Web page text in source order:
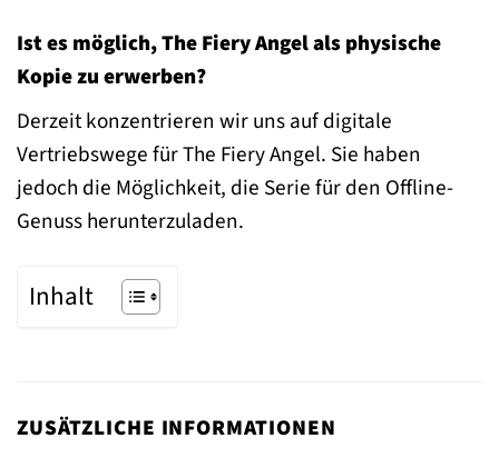
Ist es möglich, The Fiery Angel als physische
Kopie zu erwerben?
Derzeit konzentrieren wir uns auf digitale
Vertriebswege für The Fiery Angel. Sie haben
jedoch die Möglichkeit, die Serie für den Offline-
Genuss herunterzuladen.
Inhalt
ZUSÄTZLICHE INFORMATIONEN